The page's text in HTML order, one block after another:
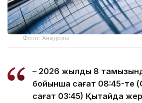
Фото: Анадолы
– 2026 жылдың 8
бойынша сағат 08:45-те
сағат 03:45) Қытайда жер